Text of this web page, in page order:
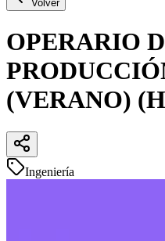
Volver
OPERARIO
(VERANO)
Ingeniería